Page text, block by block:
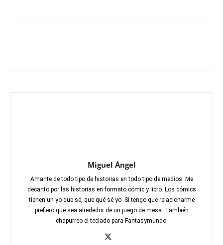
Miguel Ángel
Amante de todo tipo de historias en todo tipo de medios. Me
decanto por las historias en formato cómic y libro. Los cómics
tienen un yo que sé, que qué sé yo. Si tengo que relacionarme
prefiero que sea alrededor de un juego de mesa. También
chapurreo el teclado para Fantasymundo.